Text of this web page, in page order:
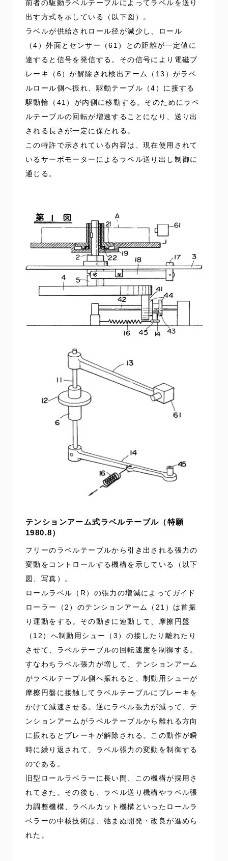
前者の駆動ラベルテーブルによってラベルを送り
出す方式を示している（以下図）。
ラベルが供給されロール径が減少し、ロール
（4）外面とセンサー（61）との距離が一定値に
達すると信号を発信する。その信号により電磁ブ
レーキ（6）が解除され検出アーム（13）がラベ
ルロール側へ振れ、駆動テーブル（4）に接する
駆動輪（41）が内側に移動する。そのためにラベ
ルテーブルの回転が増速することになり、送り出
される長さが一定に保たれる。
この特許で示されている内容は、現在使用されて
いるサーボモーターによるラベル送り出し制御に
通じる。
テンションアーム式ラベルテーブル（特願
1980.8）
フリーのラベルテーブルから引き出される張力の
変動をコントロールする機構を示している（以下
図、写真）。
ロールラベル（R）の張力の増減によってガイド
ローラー（2）のテンションアーム（21）は首振
り運動をする。その動きに連動して、摩擦円盤
（12）へ制動用シュー（3）の接したり離れたり
させて、ラベルテーブルの回転速度を制御する。
すなわちラベル張力が増して、テンションアーム
がラベルテーブル側へ振れると、制動用シューが
摩擦円盤に接触してラベルテーブルにブレーキを
かけて減速させる。逆にラベル張力が減って、テ
ンションアームがラベルテーブルから離れる方向
に振れるとブレーキが解除される。この動作が瞬
時に繰り返されて、ラベル張力の変動を制御する
のである。
旧型ロールラベラーに長い間、この機構が採用さ
れてきた。その後も、ラベル送り機構やラベル張
力調整機構、ラベルカット機構といったロールラ
ベラーの中核技術は、弛まぬ開発・改良が進めら
れた。